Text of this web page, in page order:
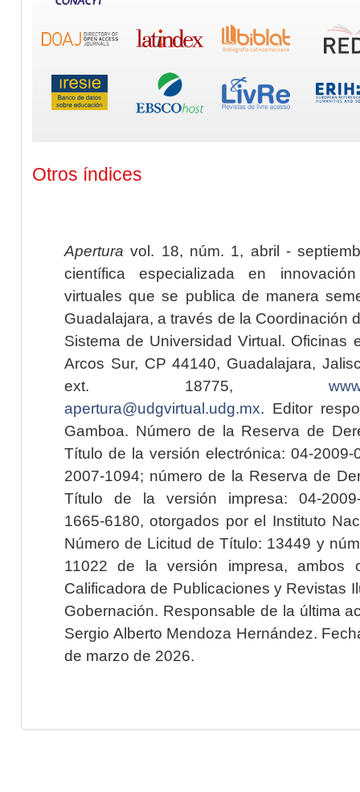
Otros índices
Apertura vol. 18, núm. 1, abril -
científica especializada en
virtuales que se publica de manera
Guadalajara, a través de la Coordinación
Sistema de Universidad Virtual. Oficinas
Arcos Sur, CP 44140, Guadalajara,
ext. 18775,
apertura@udgvirtual.udg.mx. Editor
Gamboa. Número de la Reserva de
Título de la versión electrónica: 04-2009-
2007-1094; número de la Reserva de
Título de la versión impresa: 04-2009-
1665-6180, otorgados por el Instituto
Número de Licitud de Título: 13449 y
11022 de la versión impresa, ambos
Calificadora de Publicaciones y Revistas
Gobernación. Responsable de la última
Sergio Alberto Mendoza Hernández.
de marzo de 2026.